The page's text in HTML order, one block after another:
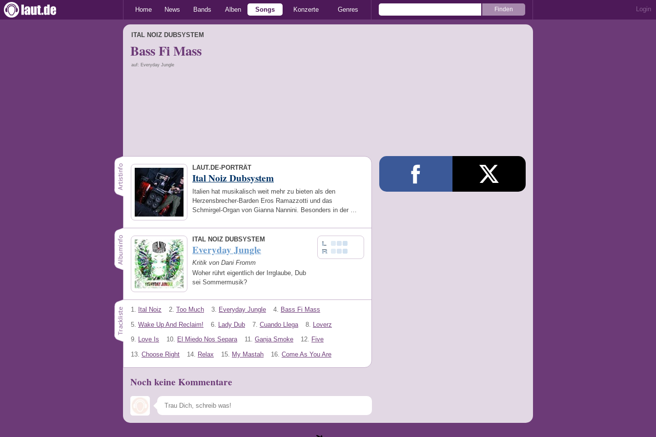
Home News Bands Alben Songs Konzerte Genres Login
ITAL NOIZ DUBSYSTEM
Bass Fi Mass
auf: Everyday Jungle
LAUT.DE-PORTRÄT
Ital Noiz Dubsystem
Italien hat musikalisch weit mehr zu bieten als den
Herzensbrecher-Barden Eros Ramazzotti und das
Schmirgel-Organ von Gianna Nannini. Besonders in der …
ITAL NOIZ DUBSYSTEM
Everyday Jungle
Kritik von Dani Fromm
Woher rührt eigentlich der Irrglaube, Dub
sei Sommermusik?
1. Ital Noiz 2. Too Much 3. Everyday Jungle 4. Bass Fi Mass
5. Wake Up And Reclaim! 6. Lady Dub 7. Cuando Llega 8. Loverz
9. Love Is 10. El Miedo Nos Separa 11. Ganja Smoke 12. Five
13. Choose Right 14. Relax 15. My Mastah 16. Come As You Are
Noch keine Kommentare
Speichern